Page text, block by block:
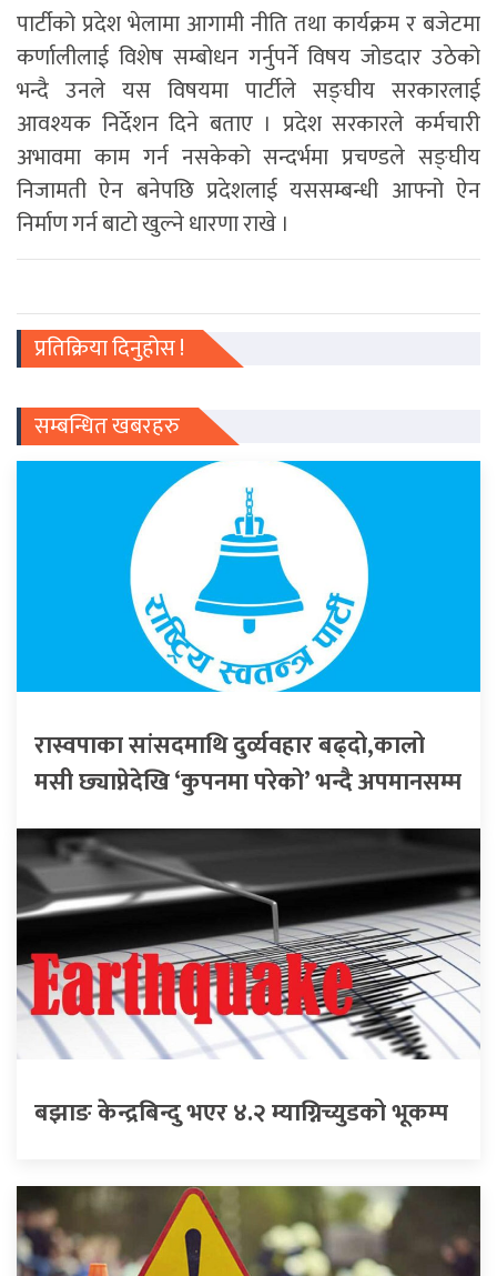
पार्टीको प्रदेश भेलामा आगामी नीति तथा कार्यक्रम र बजेटमा
कर्णालीलाई विशेष सम्बोधन गर्नुपर्ने विषय जोडदार उठेको
भन्दै उनले यस विषयमा पार्टीले सङ्घीय सरकारलाई
आवश्यक निर्देशन दिने बताए । प्रदेश सरकारले कर्मचारी
अभावमा काम गर्न नसकेको सन्दर्भमा प्रचण्डले सङ्घीय
निजामती ऐन बनेपछि प्रदेशलाई यससम्बन्धी आफ्नो ऐन
निर्माण गर्न बाटो खुल्ने धारणा राखे ।
प्रतिक्रिया दिनुहोस !
सम्बन्धित खबरहरु
रास्वपाका सांसदमाथि दुर्व्यवहार बढ्दो,कालो
मसी छ्याप्नेदेखि ‘कुपनमा परेको’ भन्दै अपमानसम्म
बझाङ केन्द्रबिन्दु भएर ४.२ म्याग्निच्युडको भूकम्प